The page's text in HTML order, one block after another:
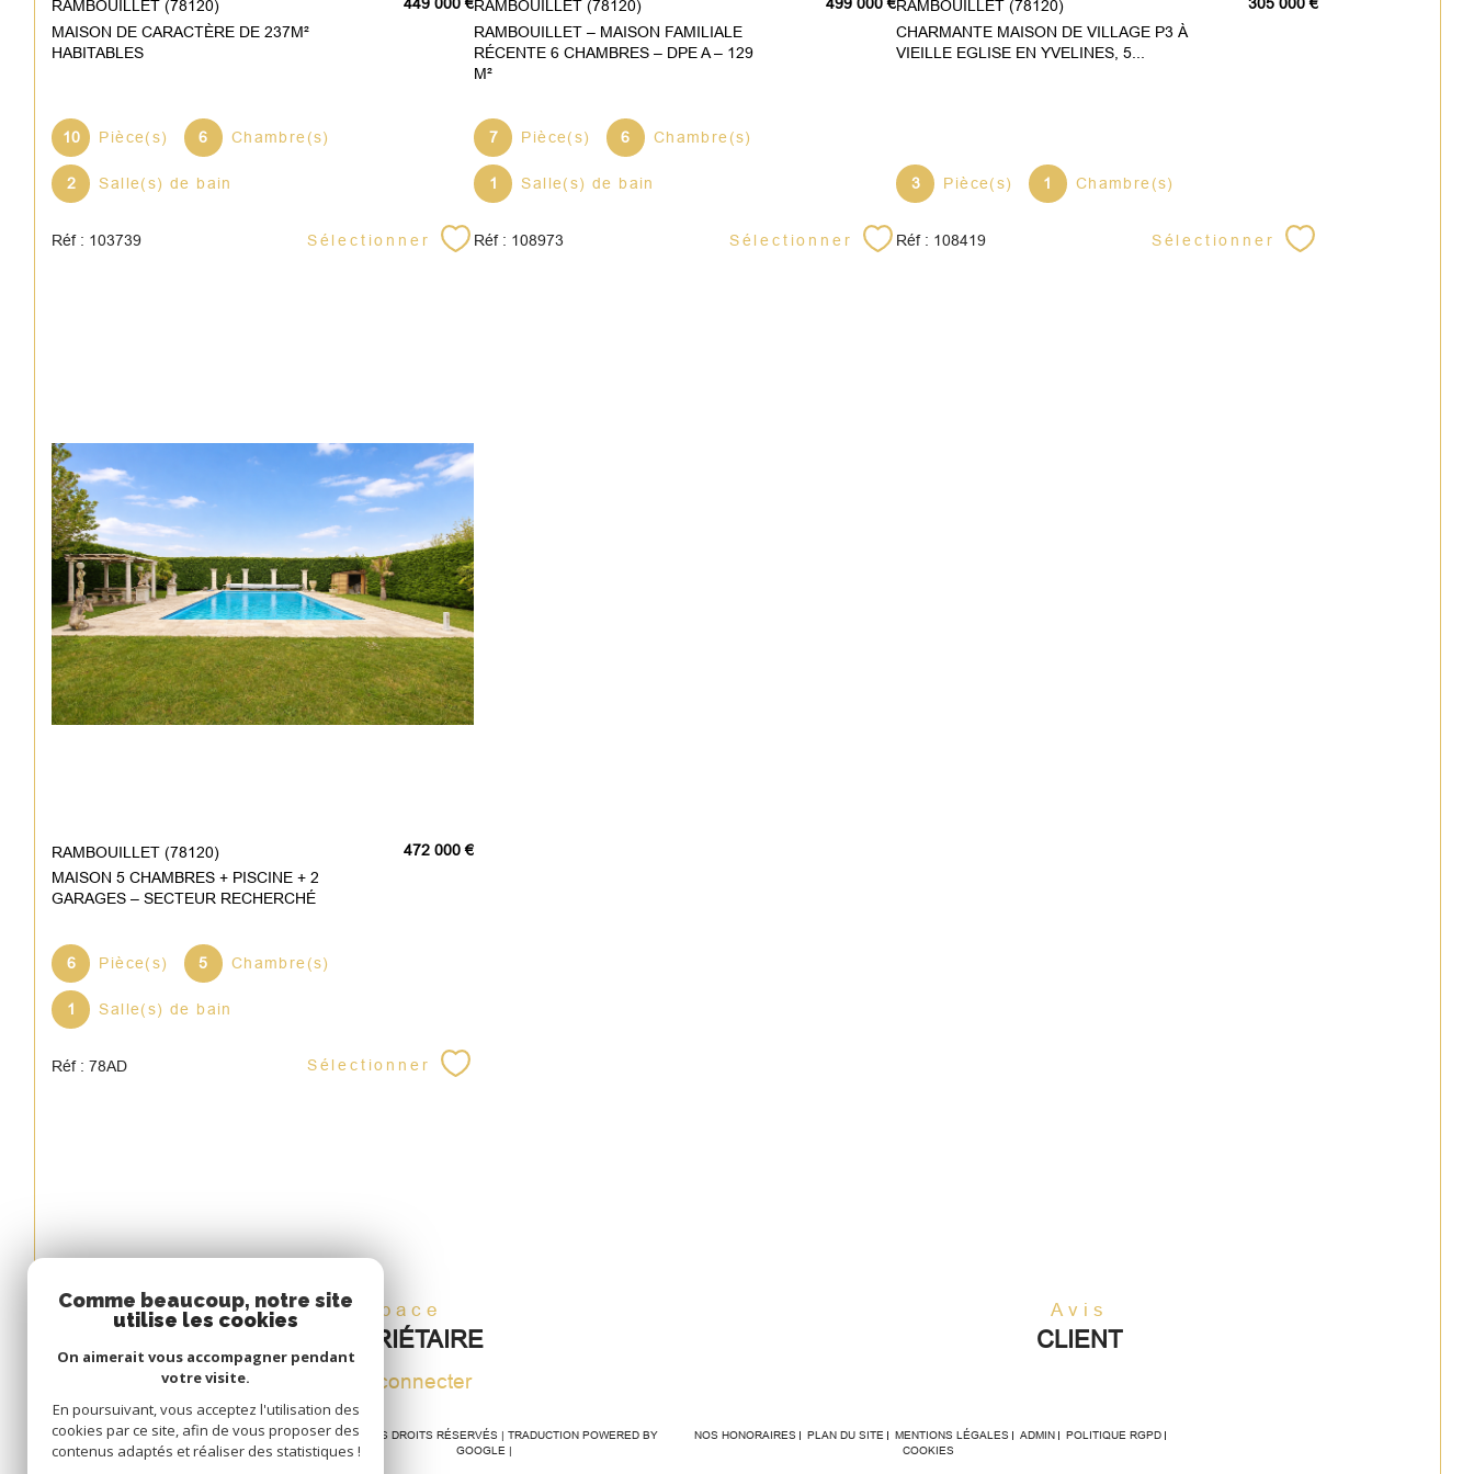
RAMBOUILLET (78120)
MAISON DE CARACTÈRE DE 237M²
HABITABLES
449 000 €
10 Pièce(s) 6 Chambre(s)
2 Salle(s) de bain
Réf : 103739 Sélectionner
RAMBOUILLET (78120)
RAMBOUILLET – MAISON FAMILIALE
RÉCENTE 6 CHAMBRES – DPE A – 129
M²
499 000 €
7 Pièce(s) 6 Chambre(s)
1 Salle(s) de bain
Réf : 108973 Sélectionner
RAMBOUILLET (78120)
CHARMANTE MAISON DE VILLAGE P3 À
VIEILLE EGLISE EN YVELINES, 5...
305 000 €
3 Pièce(s) 1 Chambre(s)
Réf : 108419 Sélectionner
RAMBOUILLET (78120)
MAISON 5 CHAMBRES + PISCINE + 2
GARAGES – SECTEUR RECHERCHÉ
472 000 €
6 Pièce(s) 5 Chambre(s)
1 Salle(s) de bain
Réf : 78AD Sélectionner
Espace
PROPRIÉTAIRE
Se connecter
Avis
CLIENT
© 2026 | TOUS DROITS RÉSERVÉS | TRADUCTION POWERED BY
GOOGLE |
NOS HONORAIRES PLAN DU SITE MENTIONS LÉGALES ADMIN
POLITIQUE RGPD
COOKIES
Comme beaucoup, notre site
utilise les cookies
On aimerait vous accompagner pendant
votre visite.
En poursuivant, vous acceptez l'utilisation des
cookies par ce site, afin de vous proposer des
contenus adaptés et réaliser des statistiques !